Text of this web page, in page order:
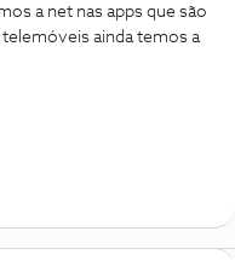
a net nas apps que são
ainda temos a